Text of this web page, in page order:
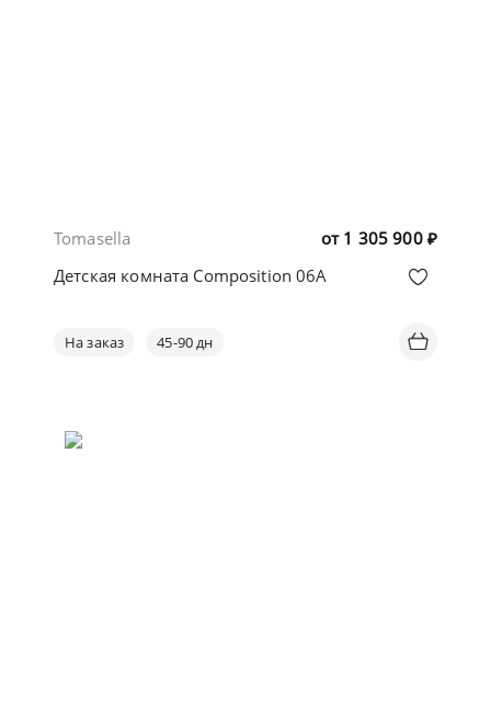
от 1 305 900 ₽
Tomasella
Детская комната Composition 06A
На заказ 45-90 дн